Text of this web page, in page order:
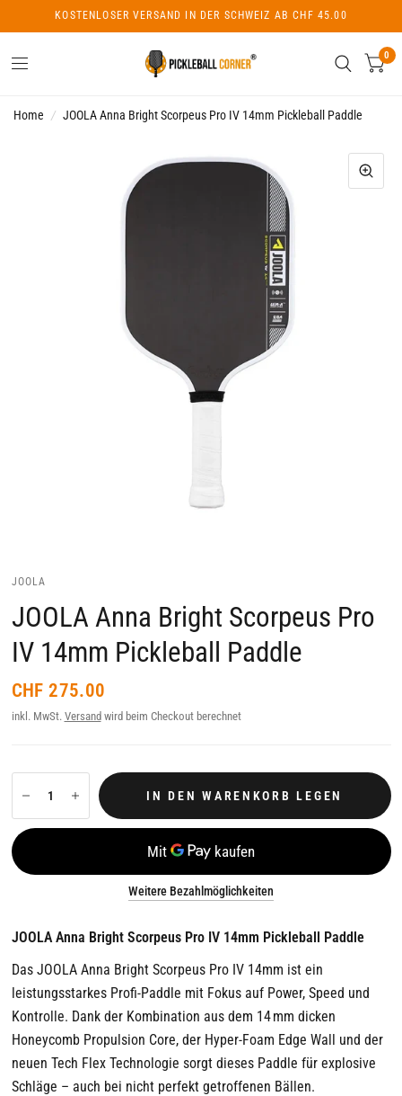
KOSTENLOSER VERSAND IN DER SCHWEIZ AB CHF 45.00
0
Home / JOOLA Anna Bright Scorpeus Pro IV 14mm Pickleball Paddle
JOOLA
JOOLA Anna Bright Scorpeus Pro
IV 14mm Pickleball Paddle
CHF 275.00
inkl. MwSt. Versand wird beim Checkout berechnet
IN DEN WARENKORB LEGEN
Weitere Bezahlmöglichkeiten
JOOLA Anna Bright Scorpeus Pro IV 14mm Pickleball Paddle
Das JOOLA Anna Bright Scorpeus Pro IV 14mm ist ein
leistungsstarkes Profi-Paddle mit Fokus auf Power, Speed und
Kontrolle. Dank der Kombination aus dem 14 mm dicken
Honeycomb Propulsion Core, der Hyper-Foam Edge Wall und der
neuen Tech Flex Technologie sorgt dieses Paddle für explosive
Schläge – auch bei nicht perfekt getroffenen Bällen.